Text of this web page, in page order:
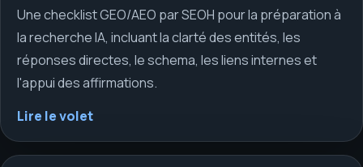
Une checklist GEO/AEO par SEOH pour la préparation à
la recherche IA, incluant la clarté des entités, les
réponses directes, le schema, les liens internes et
l'appui des affirmations.
Lire le volet